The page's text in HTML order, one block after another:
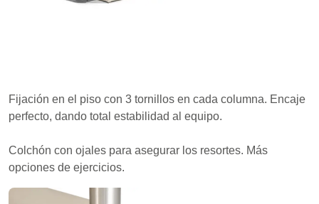
Fijación en el piso con 3 tornillos en cada columna. Encaje
perfecto, dando total estabilidad al equipo.
Colchón con ojales para asegurar los resortes. Más
opciones de ejercicios.